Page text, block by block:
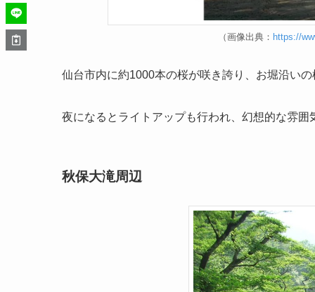
（画像出典： https://
仙台市内に約1000本の桜が咲き誇り、お堀沿い
夜になるとライトアップも行われ、幻想的な雰囲
秋保大滝周辺